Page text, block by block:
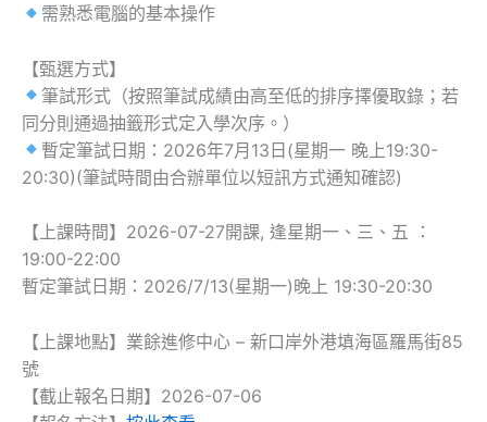
需熟悉電腦的基本操作
【甄選方式】
筆試形式（按照筆試成績由高至低的排序擇優取錄；若
同分則通過抽籤形式定入學次序。）
暫定筆試日期：2026年7月13日(星期一 晚上19:30-
20:30)(筆試時間由合辦單位以短訊方式通知確認)
【上課時間】2026-07-27開課, 逢星期一、三、五 ：
19:00-22:00
暫定筆試日期：2026/7/13(星期一)晚上 19:30-20:30
【上課地點】業餘進修中心 – 新口岸外港填海區羅馬街85
號
【截止報名日期】2026-07-06